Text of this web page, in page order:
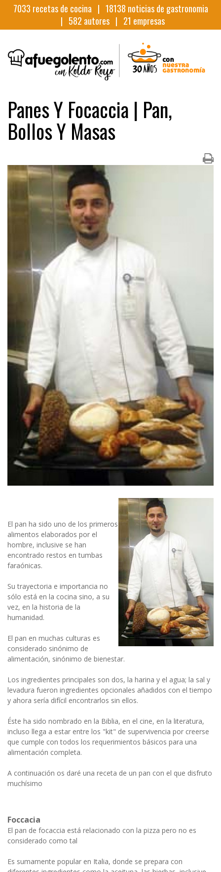
7033 recetas de cocina | 18138 noticias de gastronomia
| 582 autores | 21 empresas
Panes Y Focaccia | Pan,
Bollos Y Masas
El pan ha sido uno de los primeros
alimentos elaborados por el
hombre, inclusive se han
encontrado restos en tumbas
faraónicas.
Su trayectoria e importancia no
sólo está en la cocina sino, a su
vez, en la historia de la
humanidad.
El pan en muchas culturas es
considerado sinónimo de
alimentación, sinónimo de bienestar.
Los ingredientes principales son dos, la harina y el agua; la sal y
levadura fueron ingredientes opcionales añadidos con el tiempo
y ahora sería difícil encontrarlos sin ellos.
Éste ha sido nombrado en la Biblia, en el cine, en la literatura,
incluso llega a estar entre los "kit" de supervivencia por creerse
que cumple con todos los requerimientos básicos para una
alimentación completa.
A continuación os daré una receta de un pan con el que disfruto
muchísimo
Foccacia
El pan de focaccia está relacionado con la pizza pero no es
considerado como tal
Es sumamente popular en Italia, donde se prepara con